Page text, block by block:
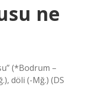
ne
(*Bodrum –
döli (-Mğ.) (DS